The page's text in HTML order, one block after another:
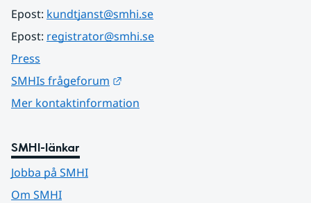
Epost: kundtjanst@smhi.se
Epost: registrator@smhi.se
Press
SMHIs frågeforum
Mer kontaktinformation
SMHI-länkar
Jobba på SMHI
Om SMHI